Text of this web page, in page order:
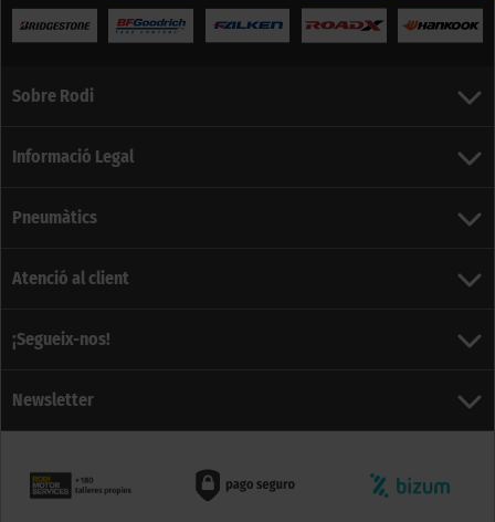
Sobre Rodi
Informació Legal
Pneumàtics
Atenció al client
¡Segueix-nos!
Newsletter